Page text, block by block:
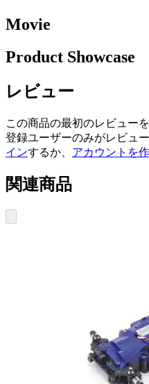
Movie
Product Showcase
レビュー
この商品の最初のレビューを
登録ユーザーのみがレビュ
インするか、 アカウントを
関連商品